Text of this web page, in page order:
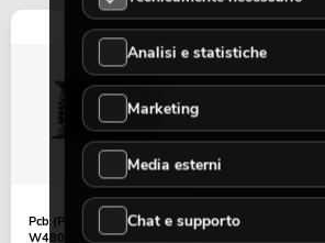
Pcb (Power supply) TMH-
W480 (HS-U600D36)
Analisi e statistiche
Marketing
Media esterni
Chat e supporto